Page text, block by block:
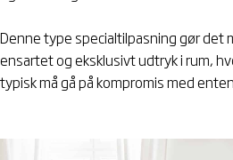
Denne type specialtilpasning gør det
ensartet og eksklusivt udtryk i rum,
typisk må gå på kompromis med